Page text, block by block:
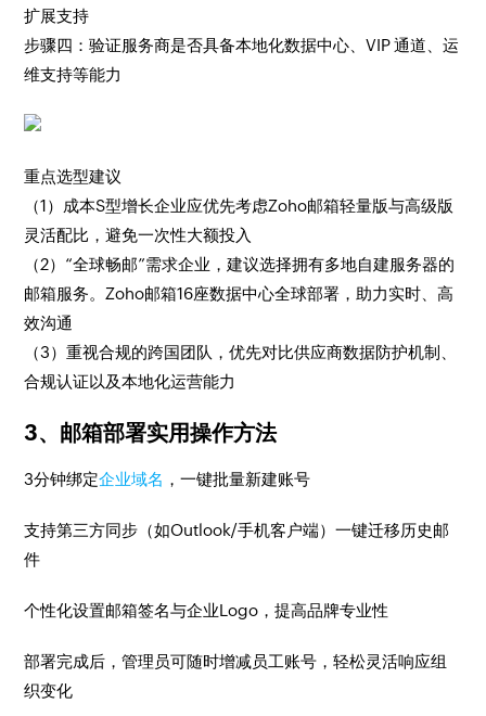
扩展支持
步骤四：验证服务商是否具备本地化数据中心、VIP 通道、运
维支持等能力
重点选型建议
（1）成本S型增长企业应优先考虑Zoho邮箱轻量版与高级版
灵活配比，避免一次性大额投入
（2）“全球畅邮”需求企业，建议选择拥有多地自建服务器的
邮箱服务。Zoho邮箱16座数据中心全球部署，助力实时、高
效沟通
（3）重视合规的跨国团队，优先对比供应商数据防护机制、
合规认证以及本地化运营能力
3、邮箱部署实用操作方法
3分钟绑定企业域名 ，一键批量新建账号
支持第三方同步（如Outlook/手机客户端）一键迁移历史邮
件
个性化设置邮箱签名与企业Logo，提高品牌专业性
部署完成后，管理员可随时增减员工账号，轻松灵活响应组
织变化